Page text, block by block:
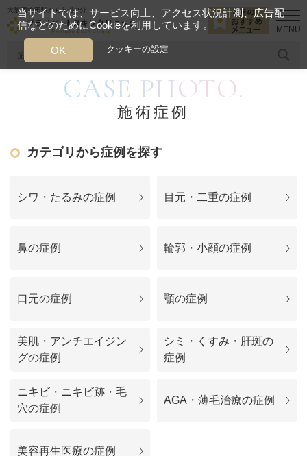
大阪西梅田駅から徒歩2分
糸リフト ヒアルロン酸 リジュランアイ
当クリニック月替わりのおすすめのメニュー
プライベートスキンクリニックが
施術症例
初めての方へ
施術症例 口元のシワ解消
CASE PHOTO.
施術症例
カテゴリから症例を探す
シワ・たるみの症例 目元・二重の症例
鼻の症例 輪郭・小顔の症例
口元の症例 顎の症例
美肌・アンチエイジン
グの症例
シミ・くすみ・肝斑の
症例
ニキビ・ニキビ跡・毛
穴の症例
AGA・薄毛治療の症例
美容再生医療の症例
当サイトでは、サービス向上、アクセス状況計測、広告配
信などのためにCookieを利用しています。
クッキーの設定
OK